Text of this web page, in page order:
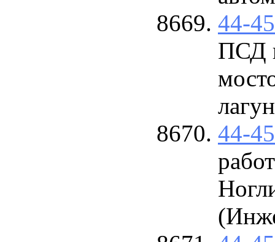
44-
ПСД
44-